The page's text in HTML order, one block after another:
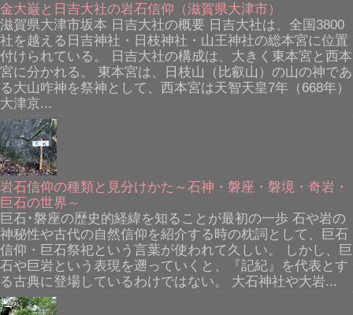
金大巌と日吉大社の岩石信仰（滋賀県大津市）
滋賀県大津市坂本 日吉大社の概要 日吉大社は、全国3800
社を越える日吉神社・日枝神社・山王神社の総本宮に位置
付けられている。 日吉大社の構成は、大きく東本宮と西本
宮に分かれる。 東本宮は、日枝山（比叡山）の山の神であ
る大山咋神を祭神として、西本宮は天智天皇7年（668年）
大津京...
岩石信仰の種類と見分けかた～石神・磐座・磐境・奇岩・
巨石の世界～
巨石･磐座の歴史的経緯を知ることが最初の一歩 石や岩の
神秘性や古代の自然信仰を紹介する時の枕詞として、巨石
信仰・巨石祭祀という言葉が使われて久しい。 しかし、巨
石や巨岩という表現を遡っていくと、『記紀』を代表とす
る古典に登場しているわけではない。 大石神社や大岩...